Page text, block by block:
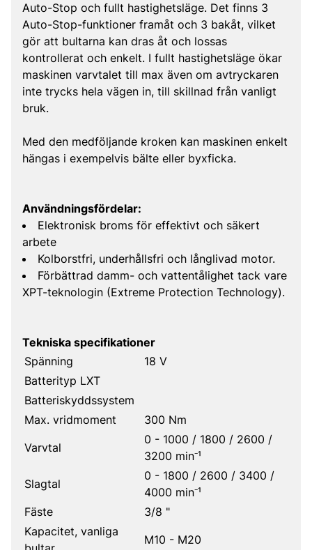
Auto-Stop och fullt hastighetsläge. Det finns 3
Auto-Stop-funktioner framåt och 3 bakåt, vilket
gör att bultarna kan dras åt och lossas
kontrollerat och enkelt. I fullt hastighetsläge ökar
maskinen varvtalet till max även om avtryckaren
inte trycks hela vägen in, till skillnad från vanligt
bruk.
Med den medföljande kroken kan maskinen enkelt
hängas i exempelvis bälte eller byxficka.
Användningsfördelar:
Elektronisk broms för effektivt och säkert
arbete
Kolborstfri, underhållsfri och långlivad motor.
Förbättrad damm- och vattentålighet tack vare
XPT-teknologin (Extreme Protection Technology).
Tekniska specifikationer
Spänning
18 V
Batterityp LXT
Batteriskyddssystem
Max. vridmoment
300 Nm
Varvtal
0 - 1000 / 1800 / 2600 /
3200 min⁻¹
Slagtal
0 - 1800 / 2600 / 3400 /
4000 min⁻¹
Fäste
3/8 "
Kapacitet, vanliga
M10 - M20